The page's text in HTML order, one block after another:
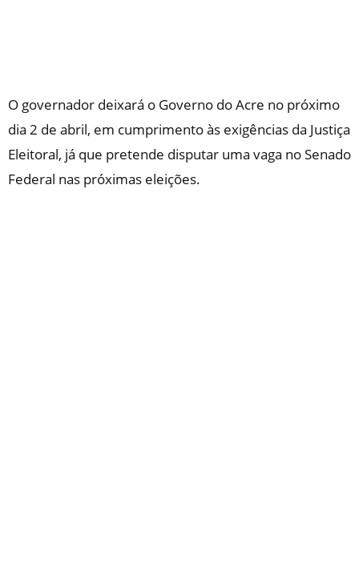
O governador deixará o Governo do Acre no próximo
dia 2 de abril, em cumprimento às exigências da Justiça
Eleitoral, já que pretende disputar uma vaga no Senado
Federal nas próximas eleições.